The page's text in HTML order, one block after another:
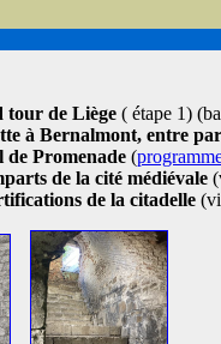
tour de Liège ( étape 1)
à Bernalmont, entre
de Promenade (
de la cité médiévale
de la citadelle